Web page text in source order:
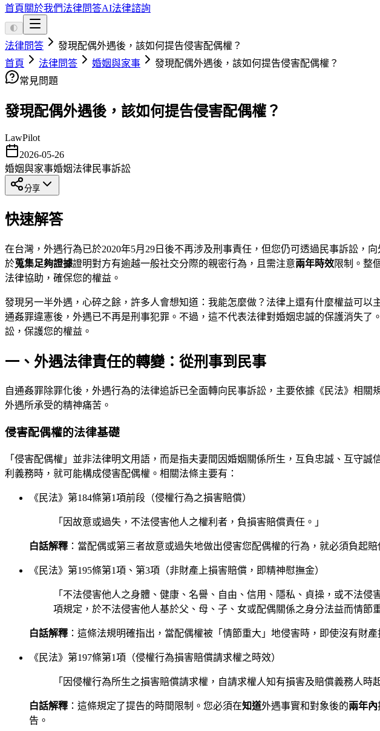
首頁 關於我們法律問答AI法律諮詢
🌓
法律問答
發現配偶外遇後，該如何提告侵害配偶權？
首頁
法律問答 婚姻與家事
發現配偶外遇後，該如何提告侵害配偶權？
常見問題
發現配偶外遇後，該如何提告侵害配偶權？
LawPilot
2026-05-26
婚姻與家事婚姻法律民事訴訟
分享
快速解答
在台灣，外遇行為已於2020年5月29日後不再涉及刑事責任，但您仍可透過民事訴訟
於蒐集足夠證據證明對方有逾越一般社交分際的親密行為，且需注意兩年時效限制。整
法律協助，確保您的權益。
發現另一半外遇，心碎之餘，許多人會想知道：我能怎麼做？法律上還有什麼權益可
通姦罪違憲後，外遇已不再是刑事犯罪。不過，這不代表法律對婚姻忠誠的保護消失
訟，保護您的權益。
一、外遇法律責任的轉變：從刑事到民事
自通姦罪除罪化後，外遇行為的法律追訴已全面轉向民事訴訟，主要依據《民法》相
外遇所承受的精神痛苦。
侵害配偶權的法律基礎
「侵害配偶權」並非法律明文用語，而是指夫妻間因婚姻關係所生，互負忠誠、互守
利義務時，就可能構成侵害配偶權。相關法條主要有：
《民法》第184條第1項前段（侵權行為之損害賠償）
「因故意或過失，不法侵害他人之權利者，負損害賠償責任。」
白話解釋 ：當配偶或第三者故意或過失地做出侵害您配偶權的行為，就必須負起賠
《民法》第195條第1項、第3項（非財產上損害賠償，即精神慰撫金）
「不法侵害他人之身體、健康、名譽、自由、信用、隱私、貞操，或不法
項規定，於不法侵害他人基於父、母、子、女或配偶關係之身分法益而情節
白話解釋 ：這條法規明確指出，當配偶權被「情節重大」地侵害時，即使沒有財
《民法》第197條第1項（侵權行為損害賠償請求權之時效）
「因侵權行為所生之損害賠償請求權，自請求權人知有損害及賠償義務人
白話解釋 ：這條規定了提告的時間限制。您必須在知道外遇事實和對象後的兩年內
告。